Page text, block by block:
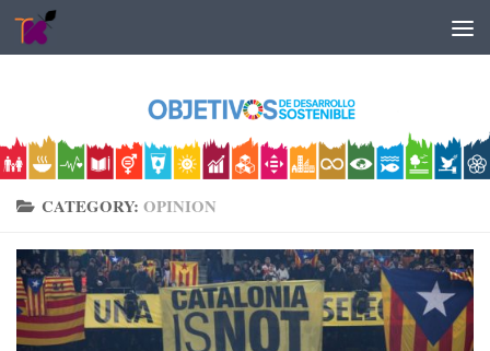
Skip to content
CATEGORY: OPINION